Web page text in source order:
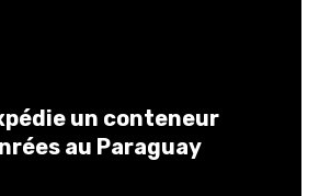
un conteneur
au Paraguay